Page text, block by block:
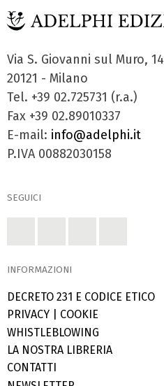
Via S. Giovanni sul Muro, 14
20121 - Milano
Tel. +39 02.725731 (r.a.)
Fax +39 02.89010337
E-mail: info@adelphi.it
P.IVA 00882030158
SEGUICI
INFORMAZIONI
DECRETO 231 E CODICE ETICO
PRIVACY
COOKIE
WHISTLEBLOWING
LA NOSTRA LIBRERIA
CONTATTI